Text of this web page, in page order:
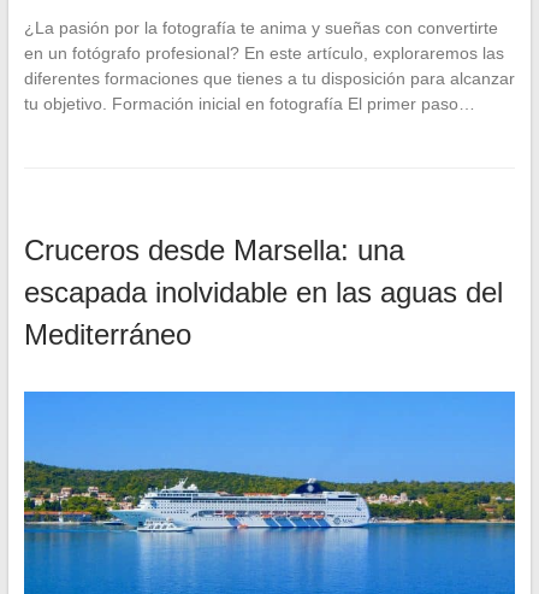
¿La pasión por la fotografía te anima y sueñas con convertirte
en un fotógrafo profesional? En este artículo, exploraremos las
diferentes formaciones que tienes a tu disposición para alcanzar
tu objetivo. Formación inicial en fotografía El primer paso…
Cruceros desde Marsella: una
escapada inolvidable en las aguas del
Mediterráneo